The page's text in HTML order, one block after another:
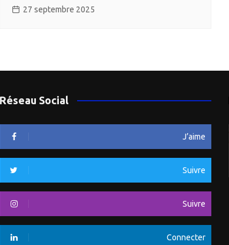
27 septembre 2025
Réseau Social
J’aime
Suivre
Suivre
Connecter